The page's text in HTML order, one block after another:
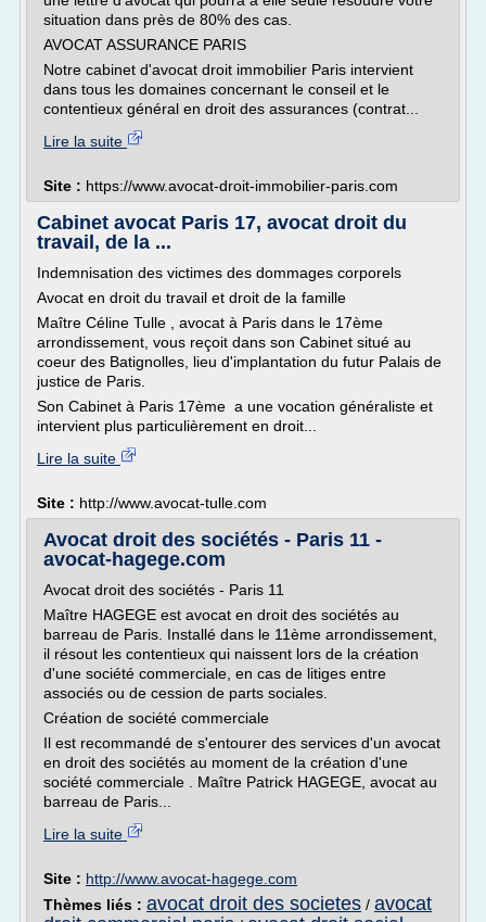
situation dans près de 80% des cas.
AVOCAT ASSURANCE PARIS
Notre cabinet d'avocat droit immobilier Paris intervient
dans tous les domaines concernant le conseil et le
contentieux général en droit des assurances (contrat...
Lire la suite
Site : https://www.avocat-droit-immobilier-paris.com
Cabinet avocat Paris 17, avocat droit du
travail, de la ...
Indemnisation des victimes des dommages corporels
Avocat en droit du travail et droit de la famille
Maître Céline Tulle , avocat à Paris dans le 17ème
arrondissement, vous reçoit dans son Cabinet situé au
coeur des Batignolles, lieu d'implantation du futur Palais de
justice de Paris.
Son Cabinet à Paris 17ème a une vocation généraliste et
intervient plus particulièrement en droit...
Lire la suite
Site : http://www.avocat-tulle.com
Avocat droit des sociétés - Paris 11 -
avocat-hagege.com
Avocat droit des sociétés - Paris 11
Maître HAGEGE est avocat en droit des sociétés au
barreau de Paris. Installé dans le 11ème arrondissement,
il résout les contentieux qui naissent lors de la création
d'une société commerciale, en cas de litiges entre
associés ou de cession de parts sociales.
Création de société commerciale
Il est recommandé de s'entourer des services d'un avocat
en droit des sociétés au moment de la création d'une
société commerciale . Maître Patrick HAGEGE, avocat au
barreau de Paris...
Lire la suite
Site : http://www.avocat-hagege.com
Thèmes liés : avocat droit des societes / avocat